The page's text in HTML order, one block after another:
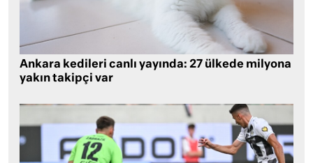
Ankara kedileri canlı yayında: 27 ülkede milyona
yakın takipçi var